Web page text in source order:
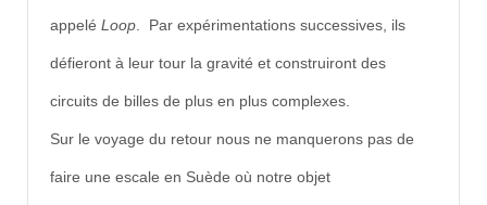
appelé Loop. Par expérimentations successives, ils
défieront à leur tour la gravité et construiront des
circuits de billes de plus en plus complexes.
Sur le voyage du retour nous ne manquerons pas de
faire une escale en Suède où notre objet